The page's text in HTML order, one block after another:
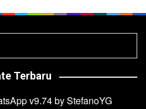
Terbaru
v9.74 by StefanoYG